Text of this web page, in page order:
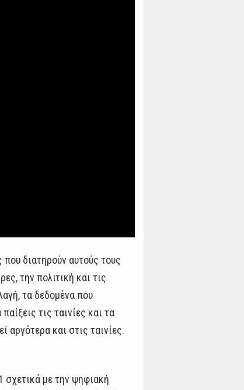
που διατηρούν αυτούς τους
την πολιτική και τις
τα δεδομένα που
τις ταινίες και τα
αργότερα και στις ταινίες.
σχετικά με την ψηφιακή